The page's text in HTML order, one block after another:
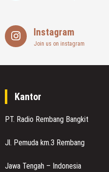
Instagram
Join us on instagram
Kantor
PT. Radio Rembang Bangkit
Jl. Pemuda km.3 Rembang
Jawa Tengah – Indonesia